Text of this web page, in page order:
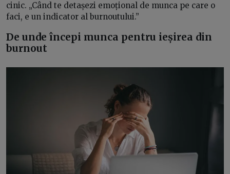
cinic. „Când te detașezi emoțional de munca pe care o
faci, e un indicator al burnoutului.”
De unde începi munca pentru ieșirea din
burnout